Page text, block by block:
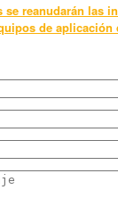
reanudarán las
de